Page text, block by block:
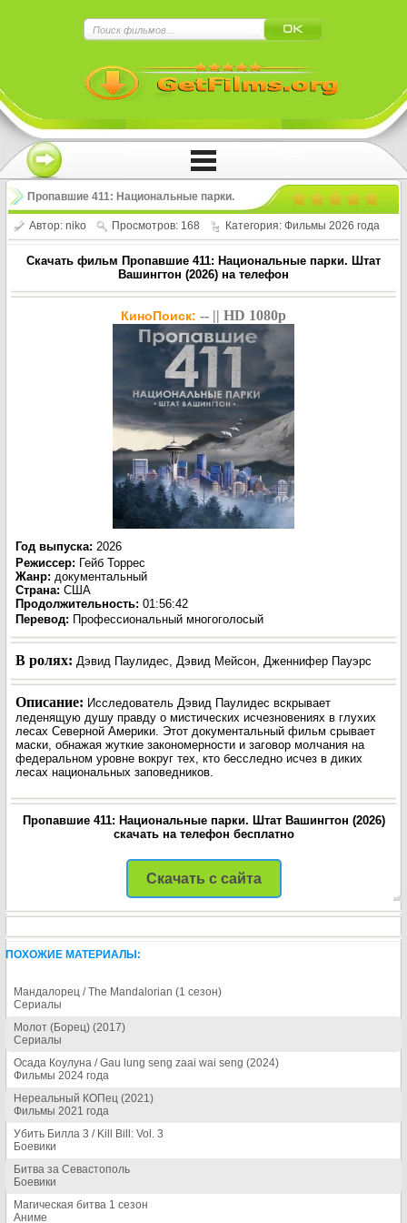
Пропавшие 411: Национальные парки.
Штат Вашингтон / Missing 411: National
Parks – Washington State (2026)
Автор: niko Просмотров: 168 Категория: Фильмы 2026 года
Скачать фильм Пропавшие 411: Национальные парки. Штат
Вашингтон (2026) на телефон
КиноПоиск: -- || HD 1080p
Год выпуска: 2026
Режиссер: Гейб Торрес
Жанр: документальный
Страна: США
Продолжительность: 01:56:42
Перевод: Профессиональный многоголосый
В ролях: Дэвид Паулидес, Дэвид Мейсон, Дженнифер Пауэрс
Описание: Исследователь Дэвид Паулидес вскрывает
леденящую душу правду о мистических исчезновениях в глухих
лесах Северной Америки. Этот документальный фильм срывает
маски, обнажая жуткие закономерности и заговор молчания на
федеральном уровне вокруг тех, кто бесследно исчез в диких
лесах национальных заповедников.
Пропавшие 411: Национальные парки. Штат Вашингтон (2026)
скачать на телефон бесплатно
Нажмите на
!!!Если Вы с телефона сперва нажмите на
троеточие в правом верхнем углу!!!
Скачать с сайта
ПОХОЖИЕ МАТЕРИАЛЫ:
Мандалорец / The Mandalorian (1 сезон)
Сериалы
Молот (Борец) (2017)
Сериалы
Осада Коулуна / Gau lung seng zaai wai seng (2024)
Фильмы 2024 года
Нереальный КОПец (2021)
Фильмы 2021 года
Убить Билла 3 / Kill Bill: Vol. 3
Боевики
Битва за Севастополь
Боевики
Магическая битва 1 сезон
Аниме